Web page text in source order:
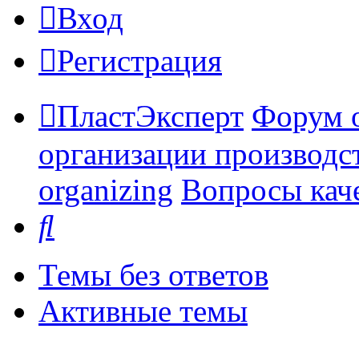
Вход
Регистрация
ПластЭксперт Форум
организации
organizing Вопросы
Темы без ответов
Активные темы